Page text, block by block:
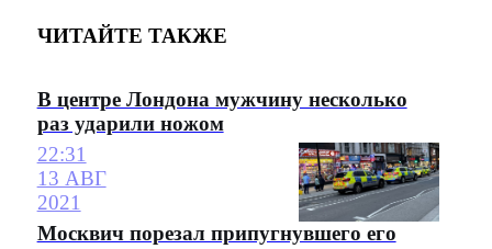
ЧИТАЙТЕ ТАКЖЕ
В центре Лондона мужчину несколько
раз ударили ножом
22:31
13 АВГ
2021
Москвич порезал припугнувшего его